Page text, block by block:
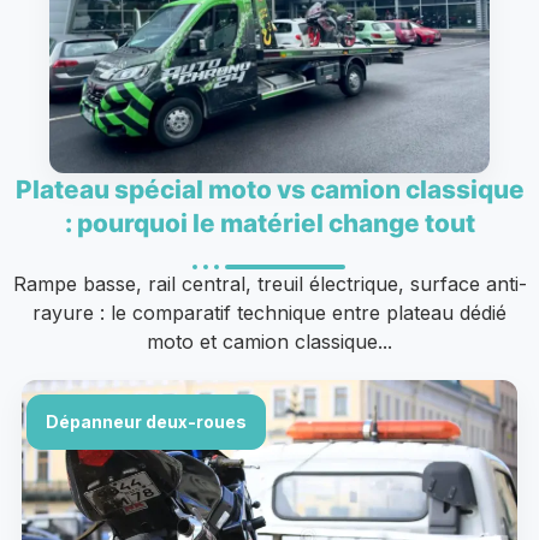
Plateau spécial moto vs camion classique
: pourquoi le matériel change tout
Rampe basse, rail central, treuil électrique, surface anti-
rayure : le comparatif technique entre plateau dédié
moto et camion classique...
Dépanneur deux-roues